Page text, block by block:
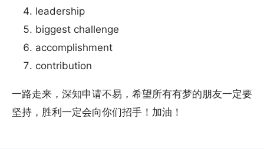
leadership
biggest challenge
accomplishment
contribution
一路走来，深知申请不易，希望所有有梦的朋友一定要
坚持，胜利一定会向你们招手！加油！